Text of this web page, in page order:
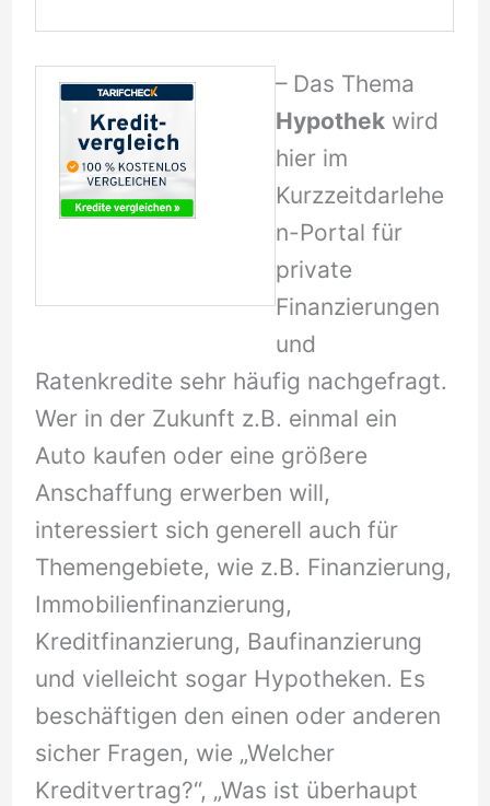
– Das Thema
Hypothek wird
hier im
Kurzzeitdarlehe
n-Portal für
private
Finanzierungen
und
Ratenkredite sehr häufig nachgefragt.
Wer in der Zukunft z.B. einmal ein
Auto kaufen oder eine größere
Anschaffung erwerben will,
interessiert sich generell auch für
Themengebiete, wie z.B. Finanzierung,
Immobilienfinanzierung,
Kreditfinanzierung, Baufinanzierung
und vielleicht sogar Hypotheken. Es
beschäftigen den einen oder anderen
sicher Fragen, wie „Welcher
Kreditvertrag?“, „Was ist überhaupt